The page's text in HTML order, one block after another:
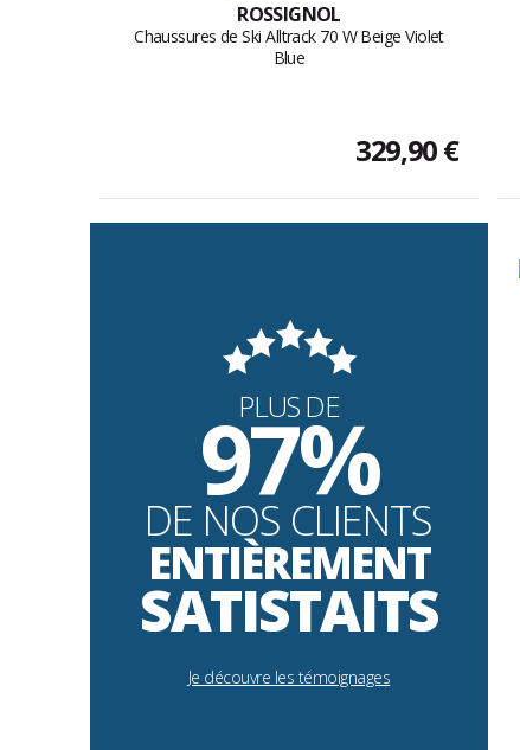
ROSSIGNOL
Chaussures de Ski Alltrack 70 W Beige Violet
Blue
329,90 €
PLUS DE
97%
DE NOS CLIENTS
ENTIÈREMENT
SATISTAITS
Je découvre les témoignages